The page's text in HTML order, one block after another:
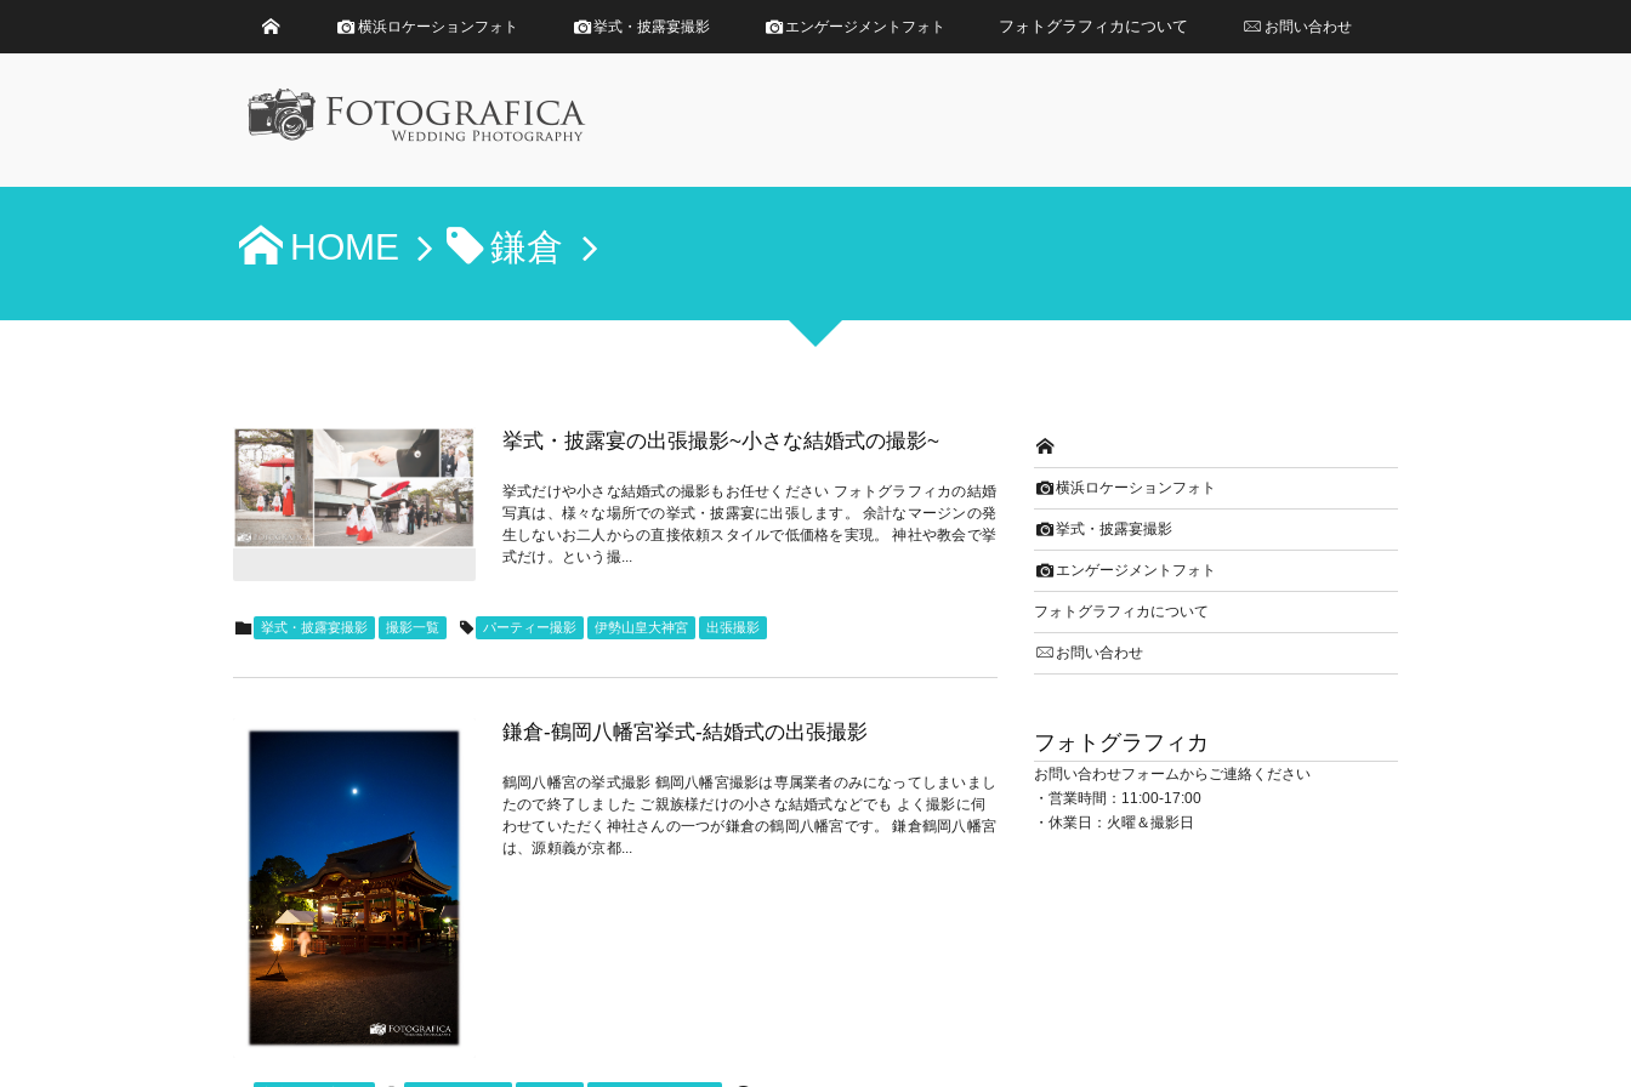
横浜ロケーションフォト 挙式・披露宴撮影 エンゲージメントフォト フォトグラフィカについて お問い合わせ
HOME 鎌倉
挙式・披露宴の出張撮影~小さな結婚式の撮影~
挙式だけや小さな結婚式の撮影もお任せください フォトグラフィカの結婚
写真は、様々な場所での挙式・披露宴に出張します。 余計なマージンの発
生しないお二人からの直接依頼スタイルで低価格を実現。 神社や教会で挙
式だけ。という撮...
挙式・披露宴撮影 撮影一覧 パーティー撮影 伊勢山皇大神宮 出張撮影
鎌倉-鶴岡八幡宮挙式-結婚式の出張撮影
鶴岡八幡宮の挙式撮影 鶴岡八幡宮撮影は専属業者のみになってしまいまし
たので終了しました ご親族様だけの小さな結婚式などでも よく撮影に伺
わせていただく神社さんの一つが鎌倉の鶴岡八幡宮です。 鎌倉鶴岡八幡宮
は、源頼義が京都...
横浜ロケーションフォト
挙式・披露宴撮影
エンゲージメントフォト
フォトグラフィカについて
お問い合わせ
フォトグラフィカ
お問い合わせフォームからご連絡ください
・営業時間：11:00-17:00
・休業日：火曜＆撮影日